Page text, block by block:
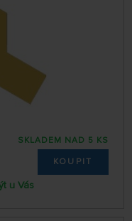
SKLADEM NAD 5 KS
KOUPIT
u Vás